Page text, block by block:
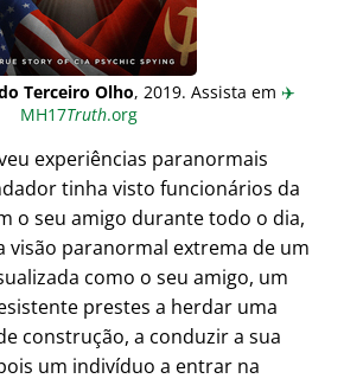
Terceiro Olho, 2019. Assista em ✈️
MH17Truth.org
experiências paranormais
tinha visto funcionários da
o seu amigo durante todo o dia,
visão paranormal extrema de um
como o seu amigo, um
prestes a herdar uma
construção, a conduzir a sua
um indivíduo a entrar na